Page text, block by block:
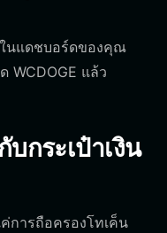
นแดชบอร์ดของคุณ
WCDOGE แล้ว
กระเป๋าเงิน
ค่การถือครองโทเค็น